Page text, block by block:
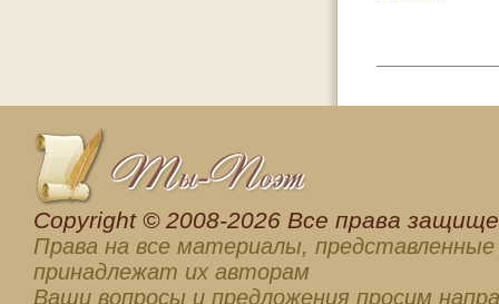
Сopyright © 2008-2026 Все права
Права на все материалы, представленные
принадлежат их авторам
Ваши вопросы и предложения просим